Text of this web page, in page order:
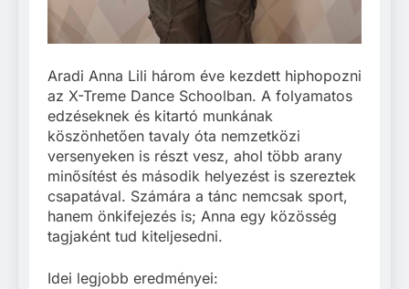
Aradi Anna Lili három éve kezdett hiphopozni
az X-Treme Dance Schoolban. A folyamatos
edzéseknek és kitartó munkának
köszönhetően tavaly óta nemzetközi
versenyeken is részt vesz, ahol több arany
minősítést és második helyezést is szereztek
csapatával. Számára a tánc nemcsak sport,
hanem önkifejezés is; Anna egy közösség
tagjaként tud kiteljesedni.
Idei legjobb eredményei: